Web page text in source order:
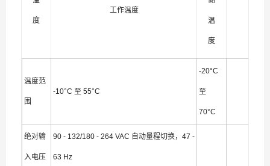
度
工作温度
温
度
温度范
围
-10°C 至 55°C
-20°C
至
70°C
绝对输
入电压
90 - 132/180 - 264 VAC 自动量程切换，47 -
63 Hz